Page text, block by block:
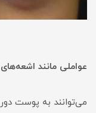
عواملی مانند اشعه‌های UV، آلودگی و استرس
می‌توانند به پوست